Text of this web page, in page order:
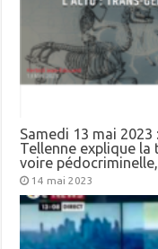
Samedi 13 mai
Tellenne explique
voire
14 mai 2023